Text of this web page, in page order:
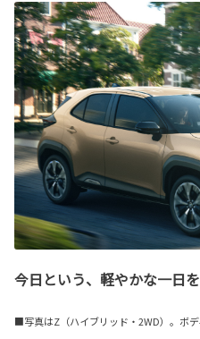
今日という、軽やかな一日を
■写真はZ（ハイブリッド・2WD）。ボ